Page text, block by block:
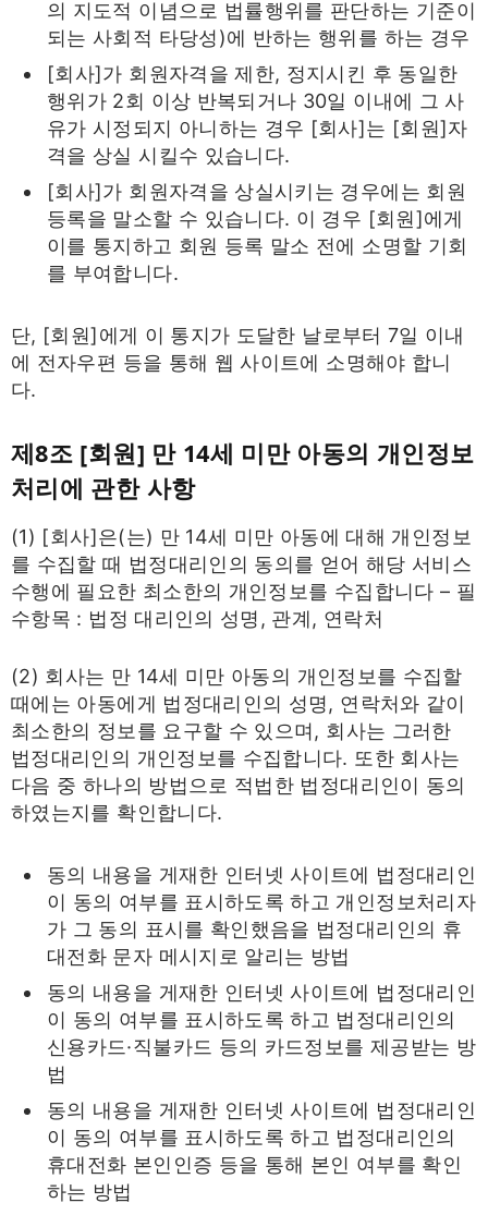
의 지도적 이념으로 법률행위를 판단하는 기준이
되는 사회적 타당성)에 반하는 행위를 하는 경우
[회사]가 회원자격을 제한, 정지시킨 후 동일한
행위가 2회 이상 반복되거나 30일 이내에 그 사
유가 시정되지 아니하는 경우 [회사]는 [회원]자
격을 상실 시킬수 있습니다.
[회사]가 회원자격을 상실시키는 경우에는 회원
등록을 말소할 수 있습니다. 이 경우 [회원]에게
이를 통지하고 회원 등록 말소 전에 소명할 기회
를 부여합니다.
단, [회원]에게 이 통지가 도달한 날로부터 7일 이내
에 전자우편 등을 통해 웹 사이트에 소명해야 합니
다.
제8조 [회원] 만 14세 미만 아동의 개인정보
처리에 관한 사항
(1) [회사]은(는) 만 14세 미만 아동에 대해 개인정보
를 수집할 때 법정대리인의 동의를 얻어 해당 서비스
수행에 필요한 최소한의 개인정보를 수집합니다 – 필
수항목 : 법정 대리인의 성명, 관계, 연락처
(2) 회사는 만 14세 미만 아동의 개인정보를 수집할
때에는 아동에게 법정대리인의 성명, 연락처와 같이
최소한의 정보를 요구할 수 있으며, 회사는 그러한
법정대리인의 개인정보를 수집합니다. 또한 회사는
다음 중 하나의 방법으로 적법한 법정대리인이 동의
하였는지를 확인합니다.
동의 내용을 게재한 인터넷 사이트에 법정대리인
이 동의 여부를 표시하도록 하고 개인정보처리자
가 그 동의 표시를 확인했음을 법정대리인의 휴
대전화 문자 메시지로 알리는 방법
동의 내용을 게재한 인터넷 사이트에 법정대리인
이 동의 여부를 표시하도록 하고 법정대리인의
신용카드·직불카드 등의 카드정보를 제공받는 방
법
동의 내용을 게재한 인터넷 사이트에 법정대리인
이 동의 여부를 표시하도록 하고 법정대리인의
휴대전화 본인인증 등을 통해 본인 여부를 확인
하는 방법